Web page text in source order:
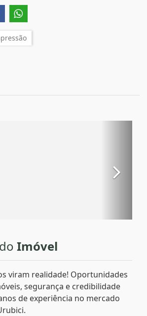
Imóvel
viram realidade! Oportunidades
segurança e credibilidade
de experiência no mercado